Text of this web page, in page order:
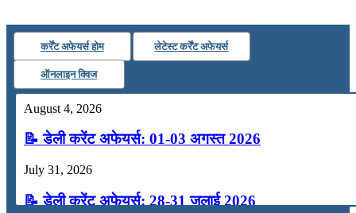
कर्रेंट अफेयर्स होम लेटेस्ट कर्रेंट अफेयर्स
ऑनलाइन क्विज
August 4, 2026
📝 डेली करेंट अफेयर्स: 01-03 अगस्त 2026
July 31, 2026
📝 डेली करेंट अफेयर्स: 28-31 जुलाई 2026